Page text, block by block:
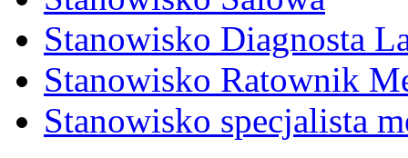
Stanowisko Diagnosta
Stanowisko Ratownik
Stanowisko specjalista